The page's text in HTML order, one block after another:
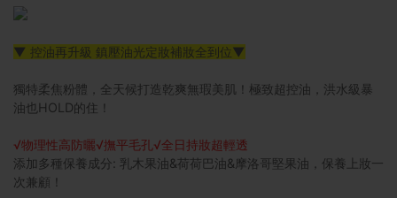
▼ 控油再升級 鎮壓油光定妝補妝全到位▼
獨特柔焦粉體，全天候打造乾爽無瑕美肌！極致超控油，洪水級暴
油也HOLD的住！
√物理性高防曬√撫平毛孔√全日持妝超輕透
添加多種保養成分: 乳木果油&荷荷巴油&摩洛哥堅果油，保養上妝一
次兼顧！